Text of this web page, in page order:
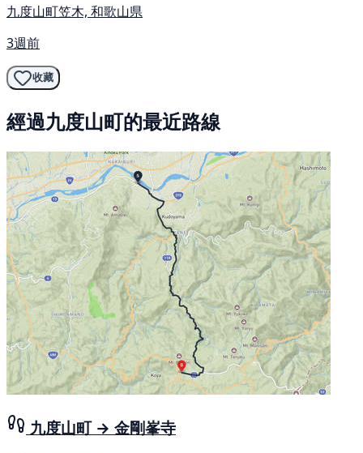
九度山町笠木, 和歌山県
3週前
收藏
經過九度山町的最近路線
九度山町 → 金剛峯寺